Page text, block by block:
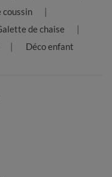
coussin
de chaise
Déco enfant